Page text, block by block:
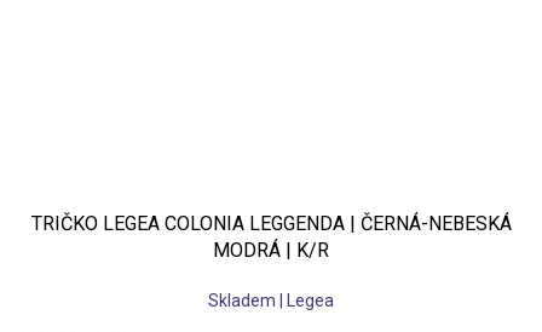
TRIČKO LEGEA COLONIA LEGGENDA | ČERNÁ-NEBESKÁ
MODRÁ | K/R
Skladem | Legea